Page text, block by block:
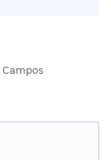
Campos